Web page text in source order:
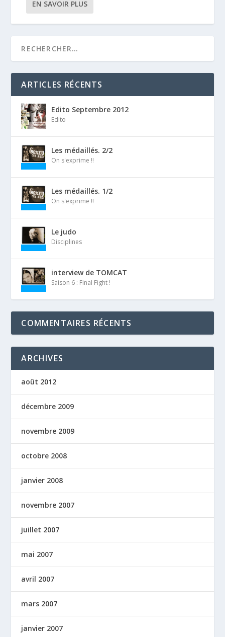
EN SAVOIR PLUS
ARTICLES RÉCENTS
Edito Septembre 2012
Edito
Les médaillés. 2/2
On s'exprime !!
Les médaillés. 1/2
On s'exprime !!
Le judo
Disciplines
interview de TOMCAT
Saison 6 : Final Fight !
COMMENTAIRES RÉCENTS
ARCHIVES
août 2012
décembre 2009
novembre 2009
octobre 2008
janvier 2008
novembre 2007
juillet 2007
mai 2007
avril 2007
mars 2007
janvier 2007